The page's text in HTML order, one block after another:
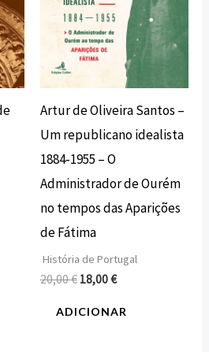
Artur de Oliveira Santos –
Um republicano idealista
1884-1955 – O
Administrador de Ourém
no tempos das Aparições
de Fátima
História de Portugal
20,00€ 18,00€
ADICIONAR